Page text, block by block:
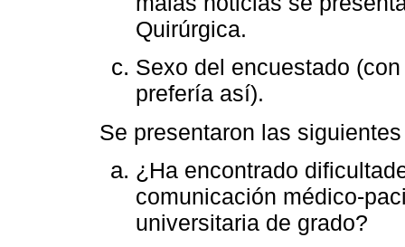
Quirúrgica.
Sexo del encuestado
prefería así).
Se presentaron las
¿Ha encontrado
comunicación médico-
universitaria de grado?